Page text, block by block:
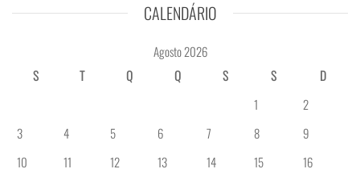
CALENDÁRIO
Agosto 2026
S
T Q Q S S
D
1
2
3
4 5 6 7 8
9
10
11 12 13 14 15
16